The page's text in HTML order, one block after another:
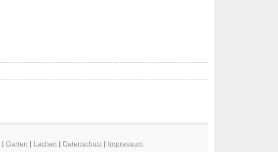
|Garten | Lachen | Datenschutz | Impressum